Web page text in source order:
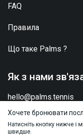
Хочете бронювати
Натисніть кнопку нижче
швидше.
FAQ
Правила
Що таке Palms ?
Як з нами
hello@palms.tennis